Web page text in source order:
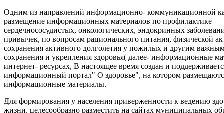
Одним из направлений информационно- коммуникационной
размещение информационных материалов по профилактике
сердечнососудистых, онкологических, эндокринных
привычек, по вопросам рационального питания, физической
сохранения активного долголетия у пожилых и другим
сохранения и укрепления здоровья( далее- информационные
интернет- ресурсах, В настоящее время создан и
информационный портал" О здоровье", на котором
информационные материалы.
Для формирования у населения приверженности к ведению
жизни. целесообразно разместить на сайтах муниципальных